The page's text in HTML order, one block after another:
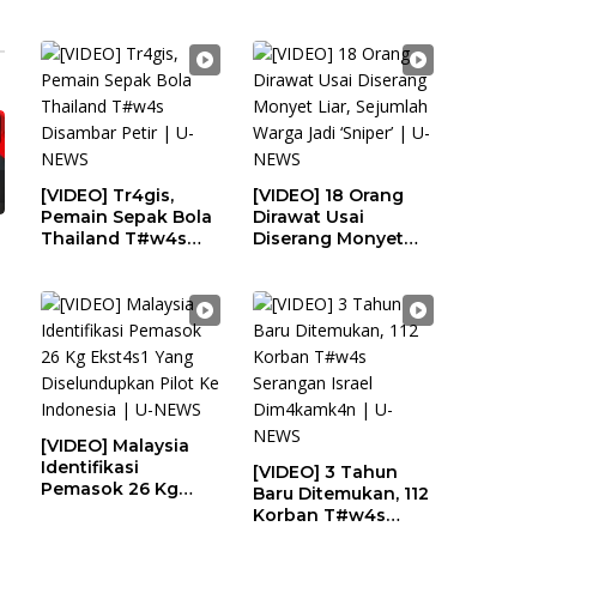
[VIDEO] Tr4gis,
Pemain Sepak Bola
Thailand T#w4s
[VIDEO] 18 Orang
Dirawat Usai
Diserang Monyet
U-NEWS
[VIDEO] Malaysia
Identifikasi
Pemasok 26 Kg
[VIDEO] 3 Tahun
Baru Ditemukan, 112
Korban T#w4s